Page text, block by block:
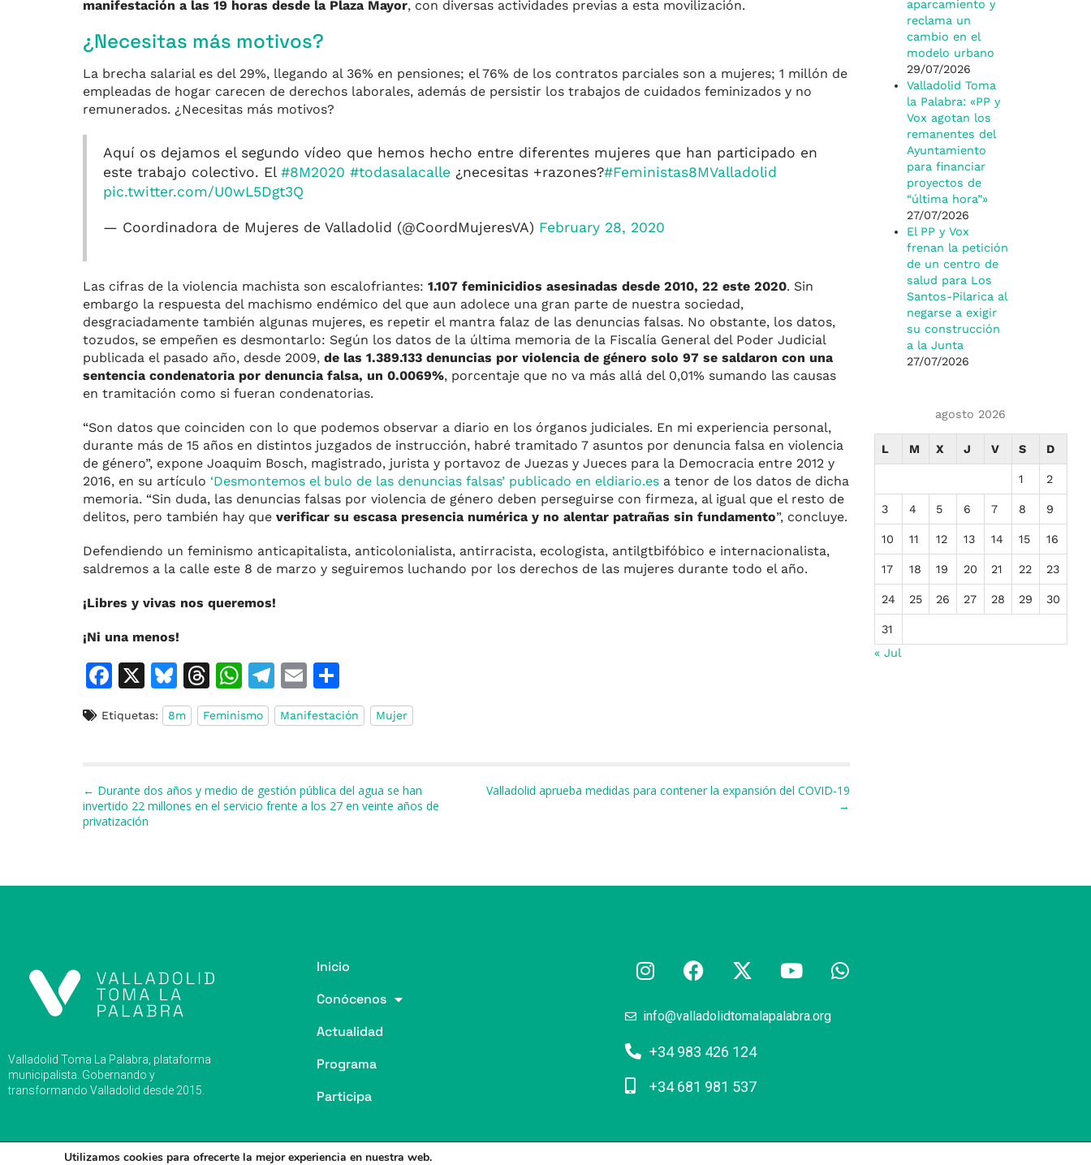
manifestación a las 19 horas desde la Plaza Mayor, con diversas actividades previas a esta movilización.
¿Necesitas más motivos?
La brecha salarial es del 29%, llegando al 36% en pensiones; el 76% de los contratos parciales son a mujeres; 1 millón de
empleadas de hogar carecen de derechos laborales, además de persistir los trabajos de cuidados feminizados y no
remunerados. ¿Necesitas más motivos?
Aquí os dejamos el segundo vídeo que hemos hecho entre diferentes mujeres que han participado en
este trabajo colectivo. El #8M2020 #todasalacalle ¿necesitas +razones?#Feministas8MValladolid
pic.twitter.com/U0wL5Dgt3Q
— Coordinadora de Mujeres de Valladolid (@CoordMujeresVA) February 28, 2020
Las cifras de la violencia machista son escalofriantes: 1.107 feminicidios asesinadas desde 2010, 22 este 2020. Sin
embargo la respuesta del machismo endémico del que aun adolece una gran parte de nuestra sociedad,
desgraciadamente también algunas mujeres, es repetir el mantra falaz de las denuncias falsas. No obstante, los datos,
tozudos, se empeñen es desmontarlo: Según los datos de la última memoria de la Fiscalía General del Poder Judicial
publicada el pasado año, desde 2009, de las 1.389.133 denuncias por violencia de género solo 97 se saldaron con una
sentencia condenatoria por denuncia falsa, un 0.0069%, porcentaje que no va más allá del 0,01% sumando las causas
en tramitación como si fueran condenatorias.
“Son datos que coinciden con lo que podemos observar a diario en los órganos judiciales. En mi experiencia personal,
durante más de 15 años en distintos juzgados de instrucción, habré tramitado 7 asuntos por denuncia falsa en violencia
de género”, expone Joaquim Bosch, magistrado, jurista y portavoz de Juezas y Jueces para la Democracia entre 2012 y
2016, en su artículo ‘Desmontemos el bulo de las denuncias falsas’ publicado en eldiario.es a tenor de los datos de dicha
memoria. “Sin duda, las denuncias falsas por violencia de género deben perseguirse con firmeza, al igual que el resto de
delitos, pero también hay que verificar su escasa presencia numérica y no alentar patrañas sin fundamento”, concluye.
Defendiendo un feminismo anticapitalista, anticolonialista, antirracista, ecologista, antilgtbifóbico e internacionalista,
saldremos a la calle este 8 de marzo y seguiremos luchando por los derechos de las mujeres durante todo el año.
¡Libres y vivas nos queremos!
¡Ni una menos!
F
c
o
o
X
Bl
u
e
k
y
T
h
re
s
W
h
at
A
p
T
el
e
a
m
E
m
ai
o
m
ar
ti
Etiquetas: 8m Feminismo Manifestación Mujer
Navegación de entradas
← Durante dos años y medio de gestión pública del agua se han
invertido 22 millones en el servicio frente a los 27 en veinte años de
privatización
Valladolid aprueba medidas para contener la expansión del COVID-19
→
aparcamiento y
reclama un
cambio en el
modelo urbano
29/07/2026
Valladolid Toma
la Palabra: «PP y
Vox agotan los
remanentes del
Ayuntamiento
para financiar
proyectos de
“última hora”»
27/07/2026
El PP y Vox
frenan la petición
de un centro de
salud para Los
Santos-Pilarica al
negarse a exigir
su construcción
a la Junta
27/07/2026
agosto 2026
L M X J V S D
1 2
3 4 5 6 7 8 9
10 11 12 13 14 15 16
17 18 19 20 21 22 23
24 25 26 27 28 29 30
31
« Jul
Valladolid Toma La Palabra, plataforma
municipalista. Gobernando y
transformando Valladolid desde 2015.
Inicio
Conócenos
Actualidad
Programa
Participa
info@valladolidtomalapalabra.org
+34 983 426 124
+34 681 981 537
Utilizamos cookies para ofrecerte la mejor experiencia en nuestra web.